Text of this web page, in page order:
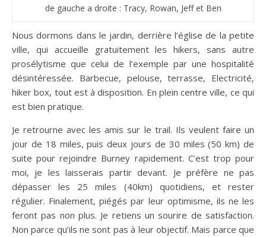
de gauche a droite : Tracy, Rowan, Jeff et Ben
Nous dormons dans le jardin, derrière l’église de la petite
ville, qui accueille gratuitement les hikers, sans autre
prosélytisme que celui de l’exemple par une hospitalité
désintéressée. Barbecue, pelouse, terrasse, Electricité,
hiker box, tout est à disposition. En plein centre ville, ce qui
est bien pratique.
Je retrourne avec les amis sur le trail. Ils veulent faire un
jour de 18 miles, puis deux jours de 30 miles (50 km) de
suite pour rejoindre Burney rapidement. C’est trop pour
moi, je les laisserais partir devant. Je préfère ne pas
dépasser les 25 miles (40km) quotidiens, et rester
régulier. Finalement, piégés par leur optimisme, ils ne les
feront pas non plus. Je retiens un sourire de satisfaction.
Non parce qu’ils ne sont pas à leur objectif. Mais parce que